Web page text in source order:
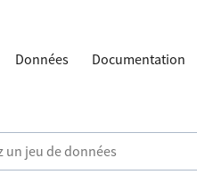
Données Documentation